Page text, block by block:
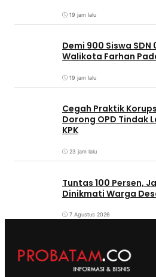
19 jam lalu
Demi 900 Siswa
Walikota Farhan
19 jam lalu
Cegah Praktik
Dorong OPD Tindak
KPK
23 jam lalu
Tuntas 100 Persen,
Dinikmati Warga
7 Agustus 2026